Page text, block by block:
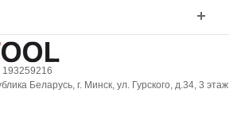
Беларусь, г. Минск, ул. Гурского, д.34, 3 этаж